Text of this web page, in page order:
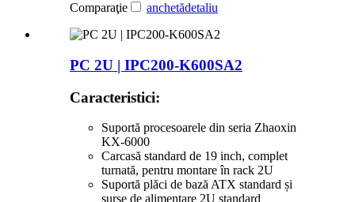
Comparaţie
anchetădetaliu
PC 2U | IPC200-K600SA2
Caracteristici:
Suportă procesoarele din seria Zhaoxin
KX-6000
Carcasă standard de 19 inch, complet
turnată, pentru montare în rack 2U
Suportă plăci de bază ATX standard și
surse de alimentare 2U standard